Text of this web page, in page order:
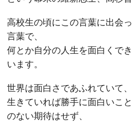
高校生の頃にこの言葉に出会
言葉で、
何とか自分の人生を面白くで
います。
世界は面白さであふれていて、
生きていれば勝手に面白いこ
のない期待はせず、